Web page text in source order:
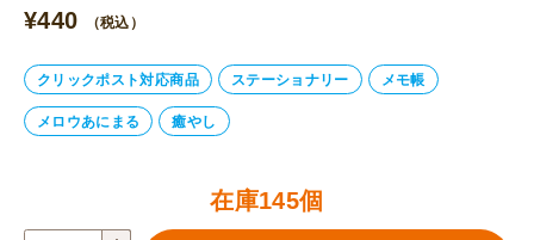
¥440 （税込）
クリックポスト対応商品 ステーショナリー メモ帳
メロウあにまる 癒やし
在庫145個